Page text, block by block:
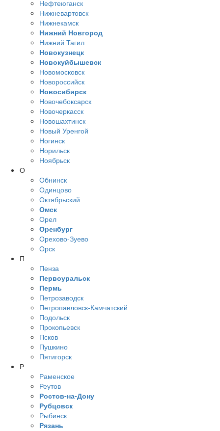
Нефтеюганск
Нижневартовск
Нижнекамск
Нижний Новгород
Нижний Тагил
Новокузнецк
Новокуйбышевск
Новомосковск
Новороссийск
Новосибирск
Новочебоксарск
Новочеркасск
Новошахтинск
Новый Уренгой
Ногинск
Норильск
Ноябрьск
О
Обнинск
Одинцово
Октябрьский
Омск
Орел
Оренбург
Орехово-Зуево
Орск
П
Пенза
Первоуральск
Пермь
Петрозаводск
Петропавловск-Камчатский
Подольск
Прокопьевск
Псков
Пушкино
Пятигорск
Р
Раменское
Реутов
Ростов-на-Дону
Рубцовск
Рыбинск
Рязань